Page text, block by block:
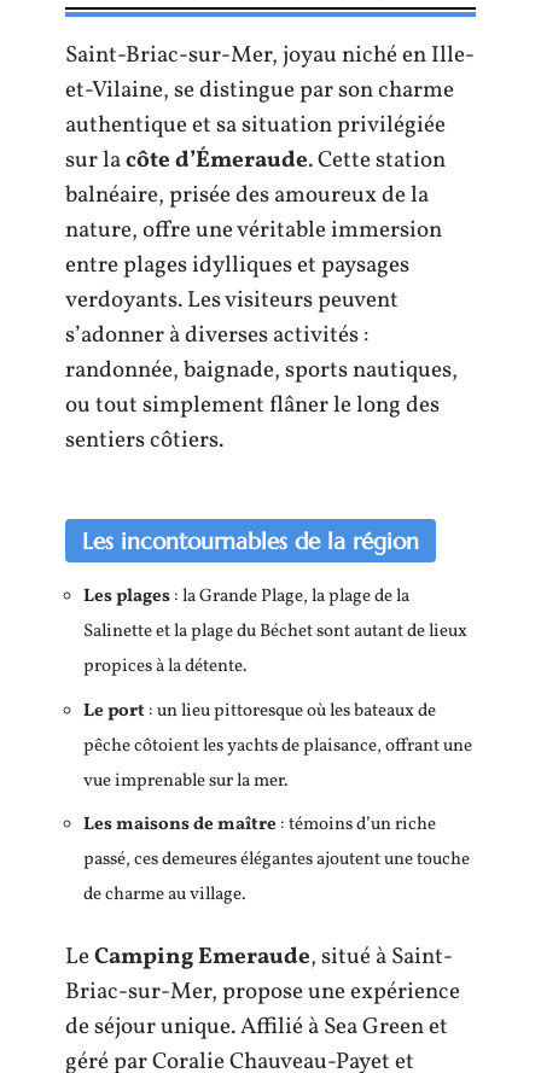
Saint-Briac-sur-Mer, joyau niché en Ille-
et-Vilaine, se distingue par son charme
authentique et sa situation privilégiée
sur lacôte d’Émeraude. Cette station
balnéaire, prisée des amoureux de la
nature, offre une véritable immersion
entre plages idylliques et paysages
verdoyants. Les visiteurs peuvent
s’adonner à diverses activités :
randonnée, baignade, sports nautiques,
ou tout simplement flâner le long des
sentiers côtiers.
Les incontournables de la région
Les plages: la Grande Plage, la plage de la
Salinette et la plage du Béchet sont autant de lieux
propices à la détente.
Le port: un lieu pittoresque où les bateaux de
pêche côtoient les yachts de plaisance, offrant une
vue imprenable sur la mer.
Les maisons de maître : témoins d’un riche
passé, ces demeures élégantes ajoutent une touche
de charme au village.
LeCamping Emeraude, situé à Saint-
Briac-sur-Mer, propose une expérience
de séjour unique. Affilié à Sea Green et
géré par Coralie Chauveau-Payet et